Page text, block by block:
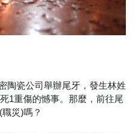
陶瓷公司舉辦尾牙，發生林姓
1重傷的憾事。那麼，前往尾
災)嗎？